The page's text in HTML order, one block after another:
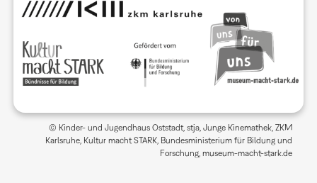
© Kinder- und Jugendhaus Oststadt, stja, Junge Kinemathek, ZKM
Karlsruhe, Kultur macht STARK, Bundesministerium für Bildung und
Forschung, museum-macht-stark.de